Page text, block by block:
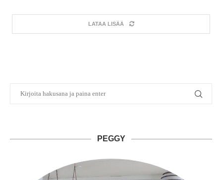
LATAA LISÄÄ
PEGGY